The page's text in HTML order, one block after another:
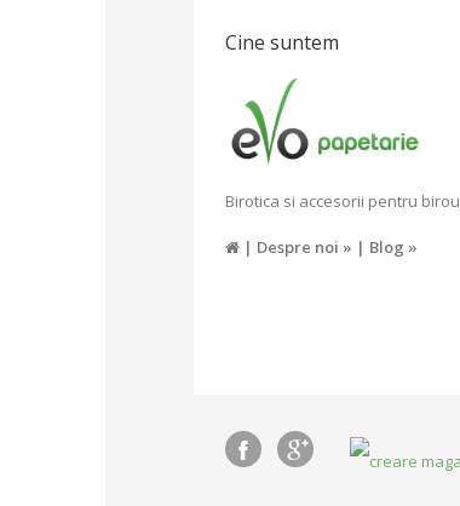
Cine suntem
Birotica si accesorii pentru birou
| Despre noi » | Blog »